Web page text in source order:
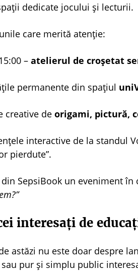
dedicate jocului și lecturii.
care merită atenție:
– atelierul de croșetat
permanente din spațiul
creative de origami, pictură,
interactive de la standul
pierdute”.
din SepsiBook un eveniment
interesați de
astăzi nu este doar despre
pur și simplu public